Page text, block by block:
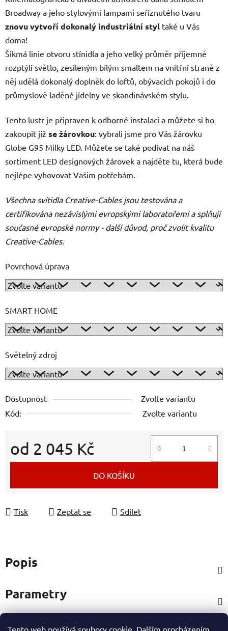
Tento web používá soubory cookie. Dalším procházením
Broadway a jeho stylovými lampami seříznutého tvaru
znovu vytvoří dokonalý industriální styl také u Vás
doma!
Šikmá linie otvoru stínidla a jeho velký průměr příjemně
rozptýlí světlo, zesíleným bílým smaltem na vnitřní straně z
něj udělá dokonalý doplněk do loftů, obývacích pokojů i do
průmyslově laděné jídelny ve skandinávském stylu.
Tento lustr je připraven k odborné instalaci a můžete si ho
zakoupit již se žárovkou: vybrali jsme pro Vás žárovku
Globe G95 Milky LED. Můžete se také podívat na náš
sortiment LED designových žárovek a najděte tu, která bude
nejlépe vyhovovat Vašim potřebám.
Všechna svítidla Creative-Cables jsou testována a
certifikována nezávislými evropskými laboratořemi a splňují
současné evropské normy - další důvod, proč zvolit kvalitu
Creative-Cables.
Povrchová úprava
SMART HOME
Světelný zdroj
Dostupnost
Zvolte variantu
Kód:
Zvolte variantu
od 2 045 Kč
Měrná cena:
DO KOŠÍKU
Tisk Zeptat se Sdílet
Popis
Parametry